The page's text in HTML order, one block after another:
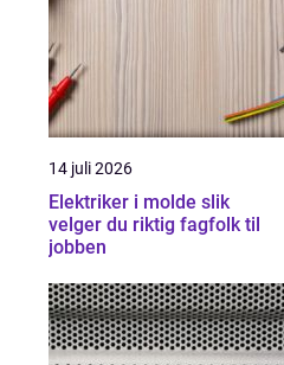
14 juli 2026
Elektriker i molde slik
velger du riktig fagfolk til
jobben